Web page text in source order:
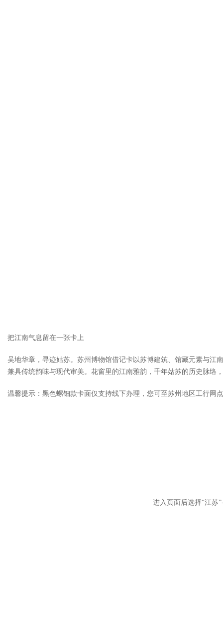
把江南气息留在一张卡上
吴地华章，寻迹姑苏。苏州博物馆借记卡以苏博建筑、馆藏元素与
兼具传统韵味与现代审美。花窗里的江南雅韵，千年姑苏的历史脉络
温馨提示：黑色螺钿款卡面仅支持线下办理，您可至苏州地区工行网
进入页面后选择“江苏